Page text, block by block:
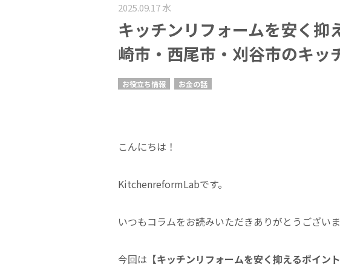
2025.09.17 水
キッチンリフォームを安く抑
崎市・西尾市・刈谷市のキッ
お役立ち情報 お金の話
こんにちは！
KitchenreformLabです。
いつもコラムをお読みいただきありがとうございま
今回は 【キッチンリフォームを安く抑えるポイント